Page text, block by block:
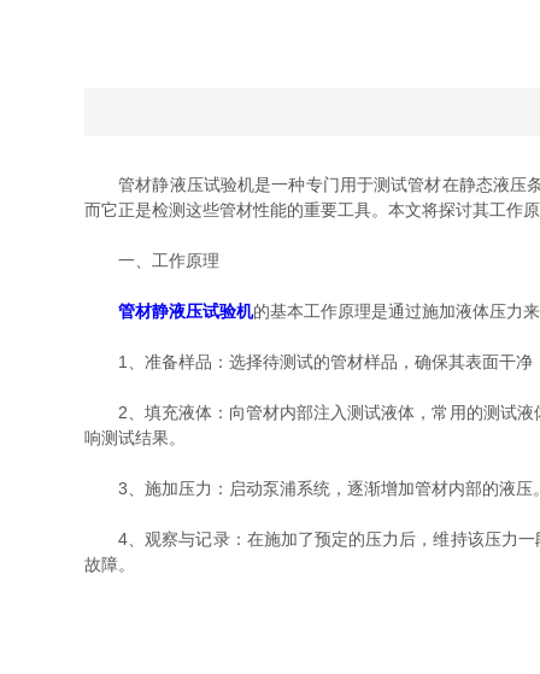
管材静液压试验机是一种专门用于测试管材在静态液压
而它正是检测这些管材性能的重要工具。本文将探讨其工作
一、工作原理
管材静液压试验机的基本工作原理是通过施加液体压力
1、准备样品：选择待测试的管材样品，确保其表面干净
2、填充液体：向管材内部注入测试液体，常用的测试液
响测试结果。
3、施加压力：启动泵浦系统，逐渐增加管材内部的液压
4、观察与记录：在施加了预定的压力后，维持该压力一
故障。